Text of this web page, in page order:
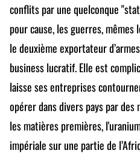
conflits par une quelconque
pour cause, les guerres,
le deuxième exportateur
business lucratif. Elle est
laisse ses entreprises
opérer dans divers pays par
les matières premières,
impériale sur une partie de